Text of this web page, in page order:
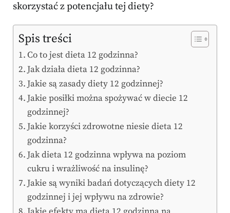
skorzystać z potencjału tej diety?
Spis treści
Co to jest dieta 12 godzinna?
Jak działa dieta 12 godzinna?
Jakie są zasady diety 12 godzinnej?
Jakie posiłki można spożywać w diecie 12
godzinnej?
Jakie korzyści zdrowotne niesie dieta 12
godzinna?
Jak dieta 12 godzinna wpływa na poziom
cukru i wrażliwość na insulinę?
Jakie są wyniki badań dotyczących diety 12
godzinnej i jej wpływu na zdrowie?